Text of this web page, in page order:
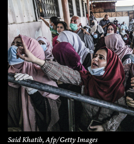
Said Khatib, Afp/Getty Images